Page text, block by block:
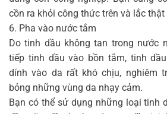
cồn ra khỏi công thức trên và lắc
6. Pha vào nước tắm
Do tinh dầu không tan trong nước
tiếp tinh dầu vào bồn tắm, tinh
dính vào da rất khó chịu, nghiêm
bỏng những vùng da nhạy cảm.
Bạn có thể sử dụng những loại tinh